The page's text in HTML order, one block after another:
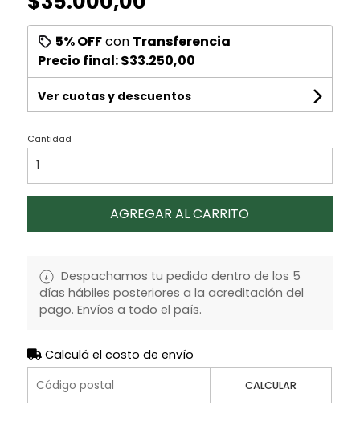
5% OFFcon Transferencia
Precio final:$33.250,00
Ver cuotas y descuentos
Cantidad
AGREGAR AL CARRITO
Despachamos tu pedido dentro de los 5
días hábiles posteriores a la acreditación del
pago. Envíos a todo el país.
Calculá el costo de envío
CALCULAR